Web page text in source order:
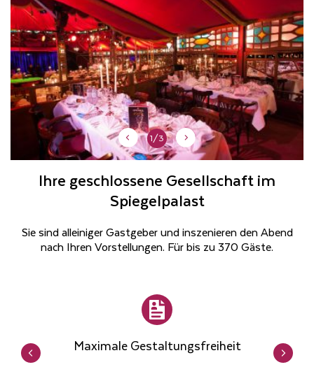
1/3
Ihre geschlossene Gesellschaft im
Spiegelpalast
Sie sind alleiniger Gastgeber und inszenieren den Abend
nach Ihren Vorstellungen. Für bis zu 370 Gäste.
Maximale Gestaltungsfreiheit